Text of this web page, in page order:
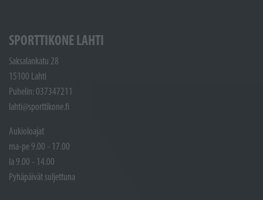
SPORTTIKONE LAHTI
Saksalankatu 28
15100 Lahti
Puhelin: 037347211
lahti@sporttikone.fi
Aukioloajat
ma-pe 9.00 - 17.00
la 9.00 - 14.00
Pyhäpäivät suljettuna